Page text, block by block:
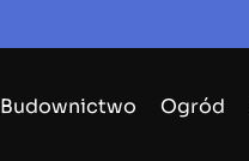
Budownictwo Ogród